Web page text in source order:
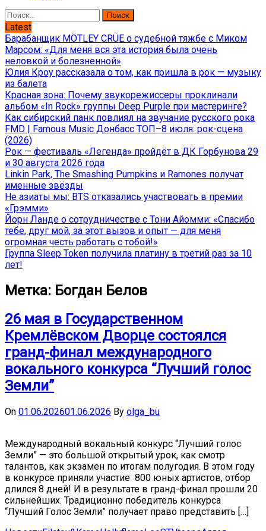
Найти:
Latest
Барабанщик MÖTLEY CRÜE о судебной тяжбе с Миком
Марсом: «Для меня вся эта история была очень
неловкой и болезненной»
Юлия Кроу рассказала о том, как пришла в рок — музыку
из балета
Красная зона: Почему звукорежиссеры проклинали
альбом «In Rock» группы Deep Purple при мастеринге?
Как сибирский панк повлиял на звучание русского рока
FMD | Famous Music Донбасс ТОП–8 июля: рок-сцена
(2026)
Рок — фестиваль «Легенда» пройдёт в ДК Горбунова 29
и 30 августа 2026 года
Linkin Park, The Smashing Pumpkins и Ramones получат
именные звёзды
Не азиаты мы: BTS отказались участвовать в премии
«Грэмми»
Йорн Ланде о сотрудничестве с Тони Айомми: «Спасибо
тебе, друг мой, за этот вызов и опыт — для меня
огромная честь работать с тобой!»
Группа Sleep Token получила платину в третий раз за 10
лет!
Метка: Богдан Белов
26 мая в Государственном
Кремлёвском Дворце состоялся
гранд-финал международного
вокального конкурса “Лучший голос
Земли”
On 01.06.202601.06.2026 By olga_bu
Международный вокальный конкурс “Лучший голос
Земли” — это большой открытый урок, как смотр
талантов, как экзамен по итогам полугодия. В этом году
в конкурсе приняли участие 800 юных артистов, отбор
длился 8 дней! И в результате в гранд-финал прошли 20
сильнейших. Традиционно победитель конкурса
“Лучший Голос Земли” получает право представить […]